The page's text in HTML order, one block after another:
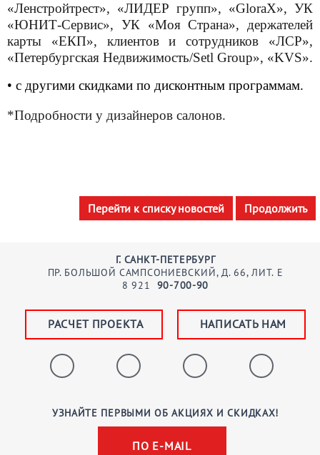
«Ленстройтрест», «ЛИДЕР групп», «GloraX», УК
«ЮНИТ-Сервис», УК «Моя Страна», держателей
карты «ЕКП», клиентов и сотрудников «ЛСР»,
«Петербургская Недвижимость/Setl Group», «KVS».
• с другими скидками по дисконтным программам.
*Подробности у дизайнеров салонов.
Перейти к списку новостей Продолжить
Г. САНКТ-ПЕТЕРБУРГ
ПР. БОЛЬШОЙ САМПСОНИЕВСКИЙ, Д. 66, ЛИТ. Е
8921 90-700-90
РАСЧЕТ ПРОЕКТА НАПИСАТЬ НАМ
УЗНАЙТЕ ПЕРВЫМИ ОБ АКЦИЯХ И СКИДКАХ!
ПО E-MAIL